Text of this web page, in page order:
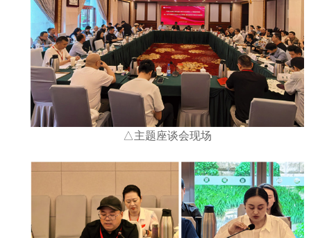
△主题座谈会现场